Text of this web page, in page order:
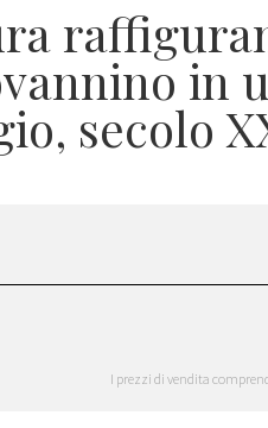
in
secolo
I prezzi di vendita